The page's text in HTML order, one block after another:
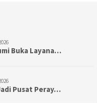
Buka Layana…
Pusat Peray…